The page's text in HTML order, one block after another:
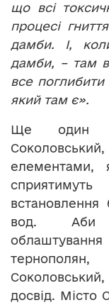
що всі
процесі
дамби. І,
дамби, – там
все поглибити
який там є».
Ще один
елементами,
встановлення
вод. Аби
досвід. Місто